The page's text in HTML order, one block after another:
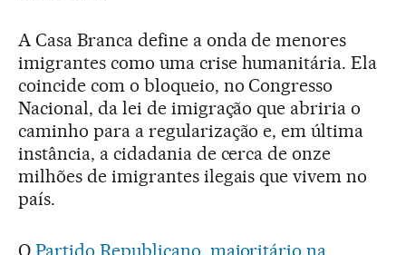
A Casa Branca define a onda de menores
imigrantes como uma crise humanitária. Ela
coincide com o bloqueio, no Congresso
Nacional, da lei de imigração que abriria o
caminho para a regularização e, em última
instância, a cidadania de cerca de onze
milhões de imigrantes ilegais que vivem no
país.
OPartido Republicano, majoritário na